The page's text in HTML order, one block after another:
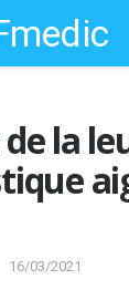
la
16/03/2021